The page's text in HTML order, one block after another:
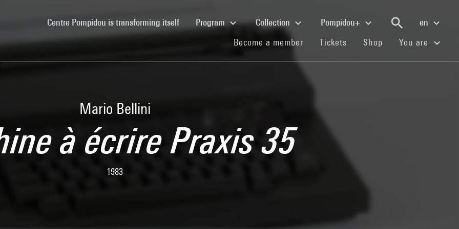
Centre Pompidou is transforming itself(current)Program Collection Pompidou+
en
Become a member (current)
Tickets (current)
Shop (current)You are
Mario Bellini
à écrire Praxis 35
1983